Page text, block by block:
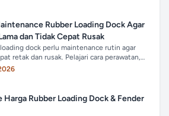
Rubber Loading Dock Agar
dan Tidak Cepat Rusak
dock perlu maintenance rutin agar
retak dan rusak. Pelajari cara perawatan,
diganti, dan tips memilih tipe heavy
Harga Rubber Loading Dock & Fender